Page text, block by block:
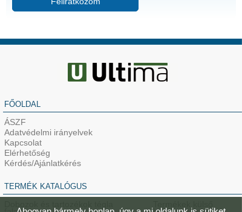
FŐOLDAL
ÁSZF
Adatvédelmi irányelvek
Kapcsolat
Elérhetőség
Kérdés/Ajánlatkérés
TERMÉK KATALÓGUS